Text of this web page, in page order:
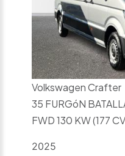
Volkswagen Crafter
35 FURGóN
FWD 130 KW (177
2025